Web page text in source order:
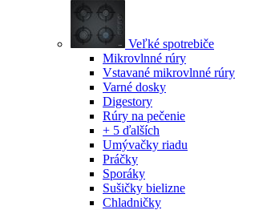
Veľké spotrebiče
Mikrovlnné rúry
Vstavané mikrovlnné rúry
Varné dosky
Digestory
Rúry na pečenie
+ 5 ďalších
Umývačky riadu
Práčky
Sporáky
Sušičky bielizne
Chladničky